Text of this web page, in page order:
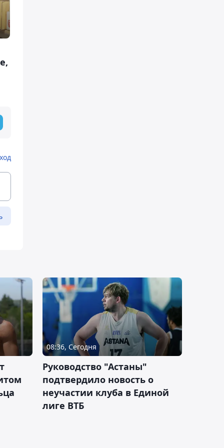
08:36, Сегодня
Руководство "Астаны"
подтвердило новость о
неучастии клуба в Единой
лиге ВТБ